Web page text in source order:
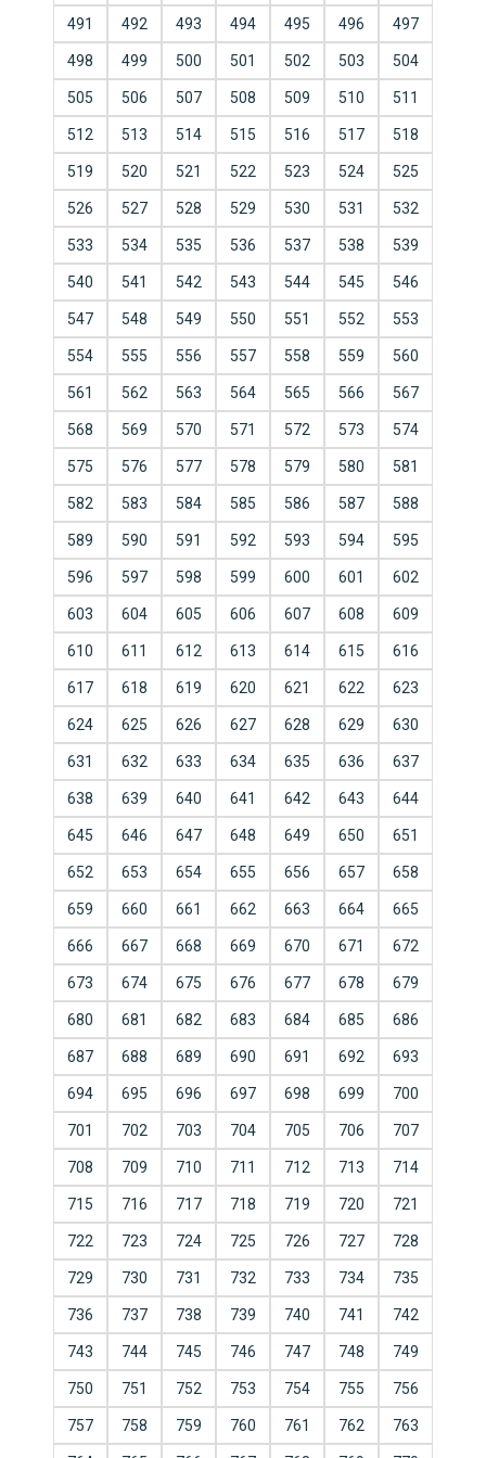
491 492 493 494 495 496 497
498 499 500 501 502 503 504
505 506 507 508 509 510 511
512 513 514 515 516 517 518
519 520 521 522 523 524 525
526 527 528 529 530 531 532
533 534 535 536 537 538 539
540 541 542 543 544 545 546
547 548 549 550 551 552 553
554 555 556 557 558 559 560
561 562 563 564 565 566 567
568 569 570 571 572 573 574
575 576 577 578 579 580 581
582 583 584 585 586 587 588
589 590 591 592 593 594 595
596 597 598 599 600 601 602
603 604 605 606 607 608 609
610 611 612 613 614 615 616
617 618 619 620 621 622 623
624 625 626 627 628 629 630
631 632 633 634 635 636 637
638 639 640 641 642 643 644
645 646 647 648 649 650 651
652 653 654 655 656 657 658
659 660 661 662 663 664 665
666 667 668 669 670 671 672
673 674 675 676 677 678 679
680 681 682 683 684 685 686
687 688 689 690 691 692 693
694 695 696 697 698 699 700
701 702 703 704 705 706 707
708 709 710 711 712 713 714
715 716 717 718 719 720 721
722 723 724 725 726 727 728
729 730 731 732 733 734 735
736 737 738 739 740 741 742
743 744 745 746 747 748 749
750 751 752 753 754 755 756
757 758 759 760 761 762 763